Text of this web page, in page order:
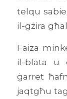
telqu
il-gżira
Faiza
il-blata u
ġarret
jaqtgħu